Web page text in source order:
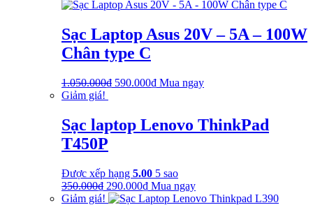
Sạc Laptop Asus 20V – 5A – 100W
Chân type C
1.050.000₫ Giá
1.050.000₫.
590.000₫Giá
590.000₫.
Mua ngay
Giảm giá!
Sạc laptop Lenovo ThinkPad
T450P
Được xếp hạng 5.00 5 sao
350.000₫ Giá
gốc
290.000₫Giá
hiện
Mua ngay
Giảm giá!